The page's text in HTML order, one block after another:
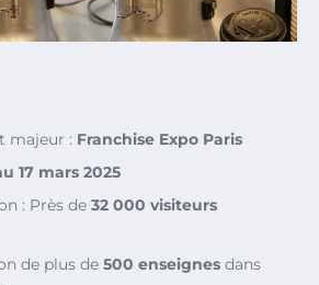
majeur : Franchise Expo Paris
17 mars 2025
: Près de 32 000 visiteurs
de plus de 500 enseignes dans